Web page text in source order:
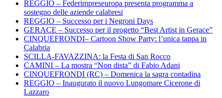
REGGIO – Federimpreseuropa presenta programma a
sostegno delle aziende calabresi
REGGIO – Successo per i Negroni Days
GERACE – Successo per il progetto “Best Artist in Gerace”
CINQUEFRONDI– Cartoon Show Party: l’unica tappa in
Calabria
SCILLA-FAVAZZINA: la Festa di San Rocco
CAMINI – La mostra “Non dista” di Fabio Adani
CINQUEFRONDI (RC) – Domenica la sagra contadina
REGGIO – Inaugurato il nuovo Lungomare Cicerone di
Lazzaro